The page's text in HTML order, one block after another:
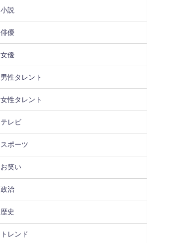
小説
俳優
女優
男性タレント
女性タレント
テレビ
スポーツ
お笑い
政治
歴史
トレンド